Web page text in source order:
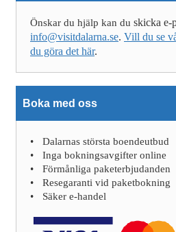
Önskar du hjälp kan du skicka e-
info@visitdalarna.se. Vill du se
du göra det här.
Boka med oss
Dalarnas största boendeutbud
Inga bokningsavgifter online
Förmånliga paketerbjudanden
Resegaranti vid paketbokning
Säker e-handel